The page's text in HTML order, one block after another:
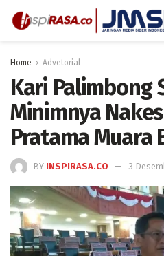
Home Advetorial
Kari Palimbong
Minimnya
Pratama Muara
BY INSPIRASA.CO 3